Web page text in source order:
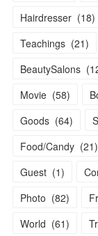
Hairdresser (18)
Teachings (21)
BeautySalons (
Movie (58)
Goods (64)
Food/Candy (21)
Guest (1)
Photo (82)
World (61)